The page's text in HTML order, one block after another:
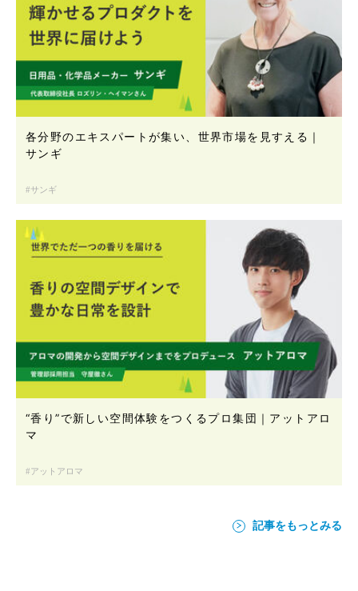
各分野のエキスパートが集い、世界市場を見すえる｜
サンギ
サンギ
“香り”で新しい空間体験をつくるプロ集団｜アットアロ
マ
アットアロマ
記事をもっとみる